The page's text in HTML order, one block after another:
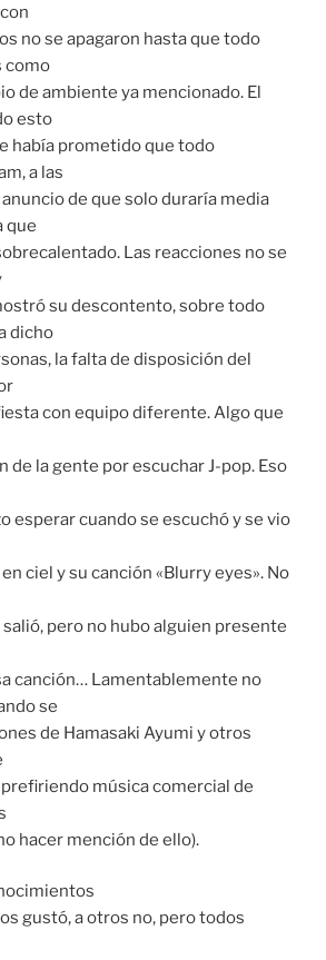
no se apagaron hasta que todo
como
de ambiente ya mencionado. El
esto
había prometido que todo
a las
de que solo duraría media
que
Las reacciones no se
su descontento, sobre todo
dicho
la falta de disposición del
con equipo diferente. Algo que
de la gente por escuchar J-pop. Eso
esperar cuando se escuchó y se vio
ciel y su canción «Blurry eyes». No
pero no hubo alguien presente
canción… Lamentablemente no
se
de Hamasaki Ayumi y otros
música comercial de
hacer mención de ello).
gustó, a otros no, pero todos